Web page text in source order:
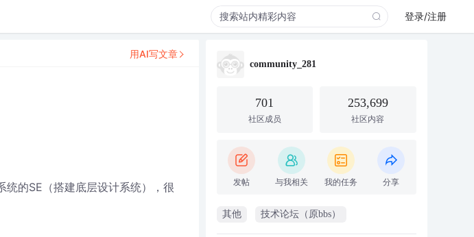
登录/注册
的SE（搭建底层设计系统），很
用AI写文章
community_281
701
社区成员
253,699
社区内容
发帖 与我相关 我的任务 分享
其他 技术论坛（原bbs）